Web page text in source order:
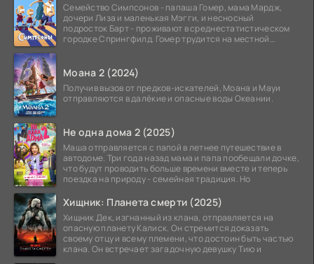
Семейство Симпсонов - папаша Гомер, мама Мардж,
дочери Лиза и маленькая Мэгги, и несносный
подросток Барт - проживают в среднестатистическом
городке Спрингфилд. Гомер трудится на местной
Моана 2 (2024)
Получив вызов от предков-искателей, Моана и Мауи
отправляются в далёкие и опасные воды Океании.
Не одна дома 2 (2025)
Маша отправляется с папой в летнее путешествие в
автодоме. Три года назад мама и папа пообещали дочке,
что будут проводить больше времени вместе и теперь
поездка на природу - семейная традиция. Но
Хищник: Планета смерти (2025)
Хищник Дек, изгнанный из клана, отправляется на
опасную планету Калиск. Он стремится доказать
своему отцу и всему племени, что достоин быть частью
клана. Он встречает загадочную девушку Тию и